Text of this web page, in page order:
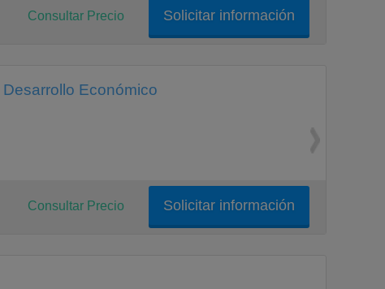
Solicitar información
Consultar Precio
Económico
Solicitar información
Consultar Precio